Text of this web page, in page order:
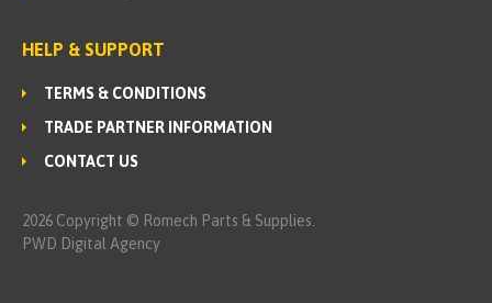
HELP & SUPPORT
TERMS & CONDITIONS
TRADE PARTNER INFORMATION
CONTACT US
2026 Copyright © Romech Parts & Supplies.
PWD Digital Agency